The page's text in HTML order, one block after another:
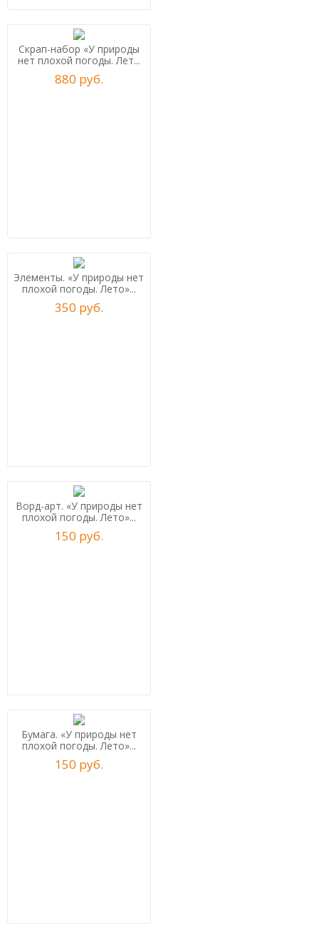
Скрап-набор «У природы
нет плохой погоды. Лет...
880 руб.
Элементы. «У природы нет
плохой погоды. Лето»...
350 руб.
Ворд-арт. «У природы нет
плохой погоды. Лето»...
150 руб.
Бумага. «У природы нет
плохой погоды. Лето»...
150 руб.